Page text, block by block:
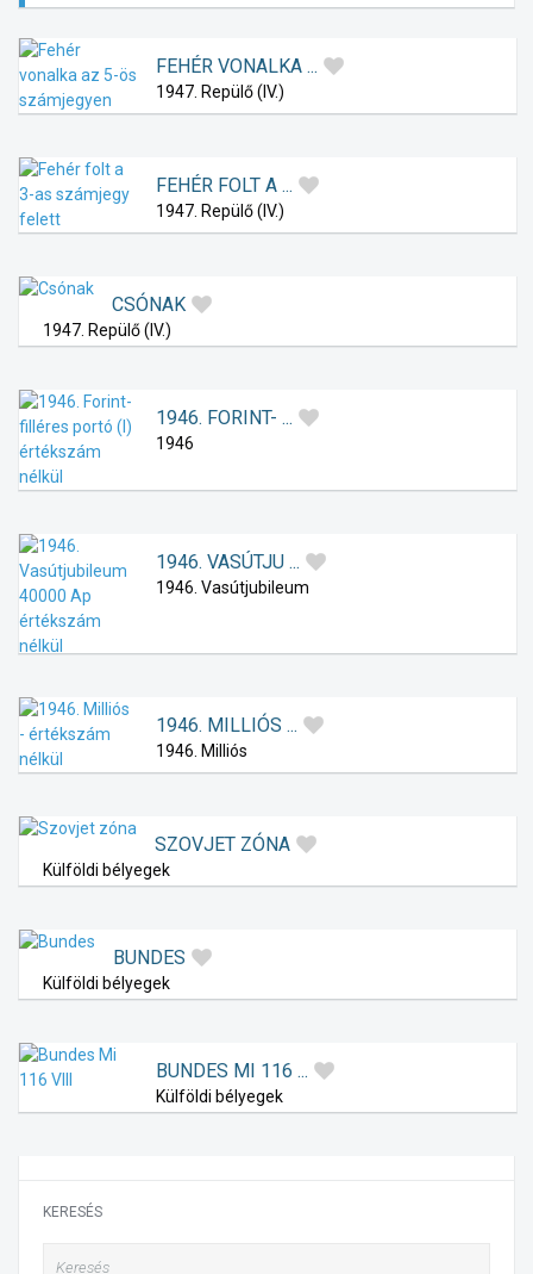
FEHÉR VONALKA ...
1947. Repülő (IV.)
FEHÉR FOLT A ...
1947. Repülő (IV.)
CSÓNAK
1947. Repülő (IV.)
1946. FORINT- ...
1946
1946. VASÚTJU ...
1946. Vasútjubileum
1946. MILLIÓS ...
1946. Milliós
SZOVJET ZÓNA
Külföldi bélyegek
BUNDES
Külföldi bélyegek
BUNDES MI 116 ...
Külföldi bélyegek
KERESÉS